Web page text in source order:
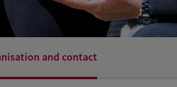
and contact